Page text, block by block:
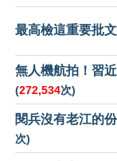
最高檢這重要批
無人機航拍！習
(272,534次)
閱兵沒有老江的
次)